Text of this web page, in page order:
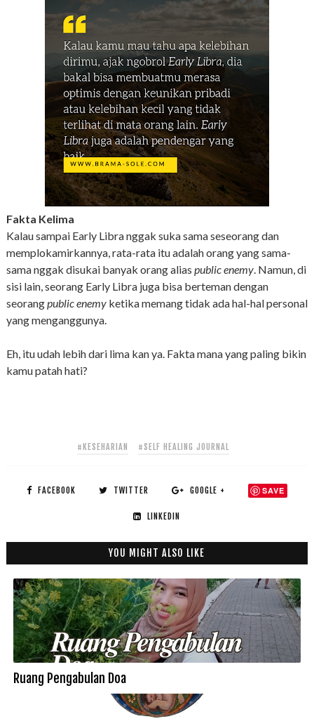
Fakta Kelima
Kalau sampai Early Libra nggak suka sama seseorang dan
memplokamirkannya, rata-rata itu adalah orang yang sama-
sama nggak disukai banyak orang alias public enemy. Namun, di
sisi lain, seorang Early Libra juga bisa berteman dengan
seorangpublic enemyketika memang tidak ada hal-hal personal
yang menganggunya.
Eh, itu udah lebih dari lima kan ya. Fakta mana yang paling bikin
kamu patah hati?
#KESEHARIAN #SELF HEALING JOURNAL
FACEBOOK TWITTER GOOGLE + SAVE
LINKEDIN
YOU MIGHT ALSO LIKE
Ruang Pengabulan Doa